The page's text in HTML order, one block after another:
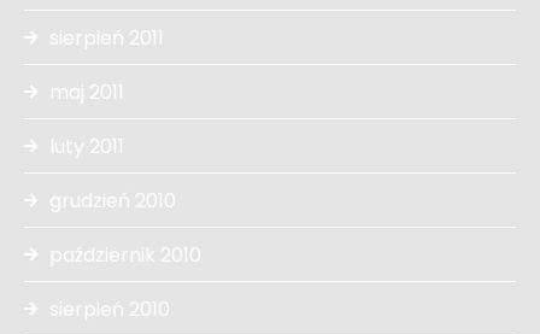
sierpień 2011
maj 2011
luty 2011
grudzień 2010
październik 2010
sierpień 2010